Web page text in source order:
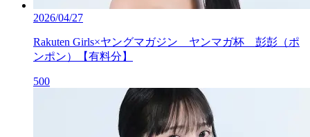
2026/04/27
Rakuten Girls×ヤングマガジン ヤンマガ杯 彭彭（ポ
ンポン）【有料分】
500